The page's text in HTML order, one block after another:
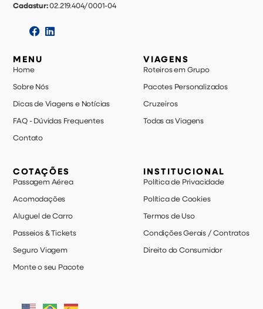
Cadastur:02.219.404/0001-04
MENU
Home
Sobre Nós
Dicas de Viagens e Notícias
FAQ - Dúvidas Frequentes
Contato
VIAGENS
Roteiros em Grupo
Pacotes Personalizados
Cruzeiros
Todas as Viagens
COTAÇÕES
Passagem Aérea
Acomodações
Aluguel de Carro
Passeios & Tickets
Seguro Viagem
Monte o seu Pacote
INSTITUCIONAL
Política de Privacidade
Política de Cookies
Termos de Uso
Condições Gerais / Contratos
Direito do Consumidor